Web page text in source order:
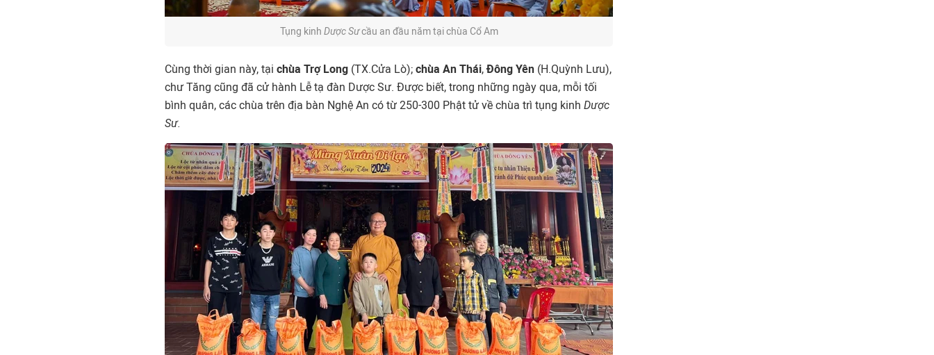
Tụng kinh Dược Sưcầu an đầu năm tại chùa Cổ Am
Cùng thời gian này, tại chùa Trợ Long (TX.Cửa Lò); chùa An Thái,Đông Yên (H.Quỳnh Lưu),
chư Tăng cũng đã cử hành Lễ tạ đàn Dược Sư. Được biết, trong những ngày qua, mỗi tối
bình quân, các chùa trên địa bàn Nghệ An có từ 250-300 Phật tử về chùa trì tụng kinh Dược
Sư.